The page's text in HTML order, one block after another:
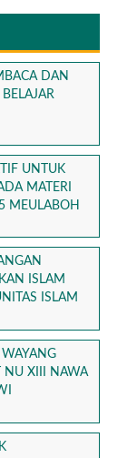
DAN
UNTUK
MATERI
MEULABOH
ISLAM
ISLAM
NU XIII NAWA